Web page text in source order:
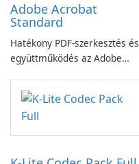
Adobe Acrobat
Standard
Hatékony PDF-szerkesztés és
együttműködés az Adobe
alkalmazással.